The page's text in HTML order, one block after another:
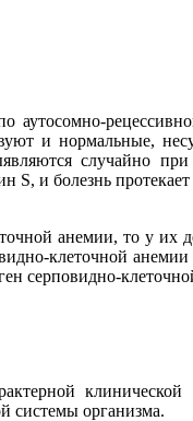
аутосомно-
и нормальные,
случайно
S, и болезнь протекает
анемии, то у их
клеточной
серповидно-
системы организма.